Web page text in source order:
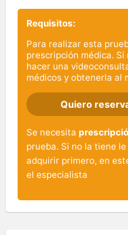
Requisitos:
Para realizar esta
prescripción médica.
hacer una
médicos y obtenerla al
Quiero
Se necesita
prueba. Si no la tiene
adquirir primero, en
el especialista